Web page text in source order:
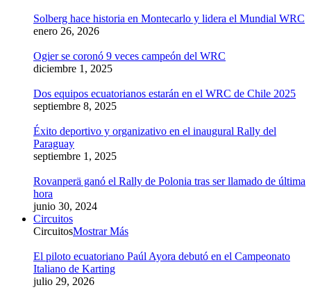
Solberg hace historia en Montecarlo y lidera el Mundial WRC
enero 26, 2026
Ogier se coronó 9 veces campeón del WRC
diciembre 1, 2025
Dos equipos ecuatorianos estarán en el WRC de Chile 2025
septiembre 8, 2025
Éxito deportivo y organizativo en el inaugural Rally del
Paraguay
septiembre 1, 2025
Rovanperä ganó el Rally de Polonia tras ser llamado de última
hora
junio 30, 2024
Circuitos
CircuitosMostrar Más
El piloto ecuatoriano Paúl Ayora debutó en el Campeonato
Italiano de Karting
julio 29, 2026